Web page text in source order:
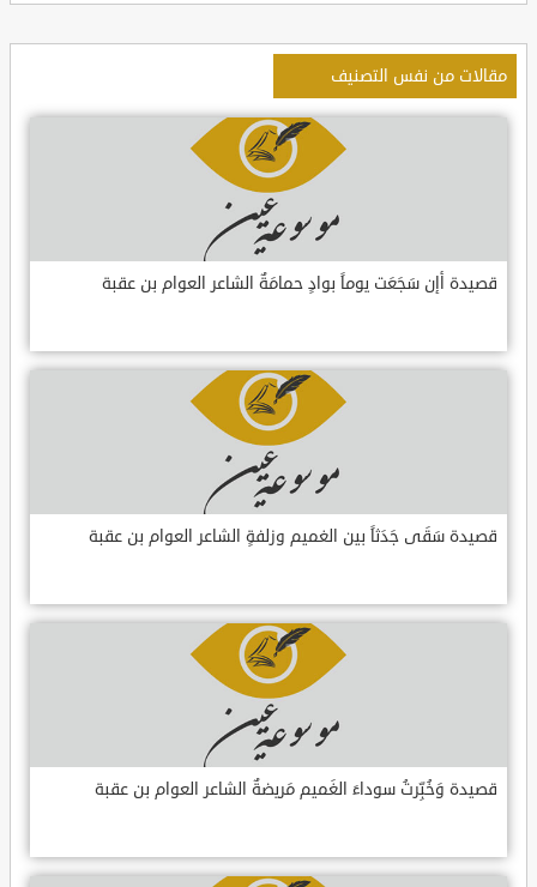
مقالات من نفس التصنيف
قصيدة أإن سَجَعَت يوماً بوادٍ حمامَةٌ الشاعر العوام بن عقبة
قصيدة سَقَى جَدَثاً بين الغميم وزلفةٍ الشاعر العوام بن عقبة
قصيدة وَخُبِّرتُ سوداءَ الغَميم مَريضةٌ الشاعر العوام بن عقبة